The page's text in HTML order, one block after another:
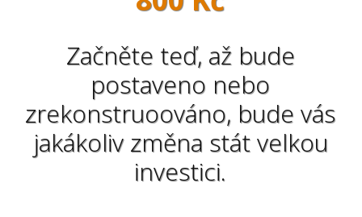
Začněte teď, až bude
postaveno nebo
zrekonstruoováno, bude vás
jakákoliv změna stát velkou
investici.